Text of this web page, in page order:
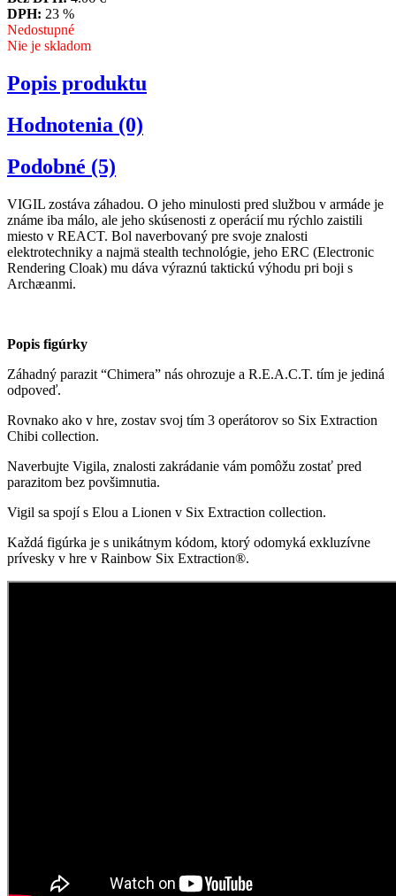
DPH: 23 %
Nedostupné
Nie je skladom
Popis produktu
Hodnotenia (0)
Podobné (5)
VIGIL zostáva záhadou. O jeho minulosti pred službou v armáde je
známe iba málo, ale jeho skúsenosti z operácií mu rýchlo zaistili
miesto v REACT. Bol naverbovaný pre svoje znalosti
elektrotechniky a najmä stealth technológie, jeho ERC (Electronic
Rendering Cloak) mu dáva výraznú taktickú výhodu pri boji s
Archæanmi.
Popis figúrky
Záhadný parazit “Chimera” nás ohrozuje a R.E.A.C.T. tím je jediná
odpoveď.
Rovnako ako v hre, zostav svoj tím 3 operátorov so Six Extraction
Chibi collection.
Naverbujte Vigila, znalosti zakrádanie vám pomôžu zostať pred
parazitom bez povšimnutia.
Vigil sa spojí s Elou a Lionen v Six Extraction collection.
Každá figúrka je s unikátnym kódom, ktorý odomyká exkluzívne
prívesky v hre v Rainbow Six Extraction®.